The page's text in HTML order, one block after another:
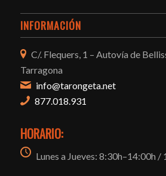
INFORMACIÓN
C/. Flequers, 1 – Autovía de
Tarragona
info@tarongeta.net
877.018.931
HORARIO:
Lunes a Jueves: 8:30h–14:00h /